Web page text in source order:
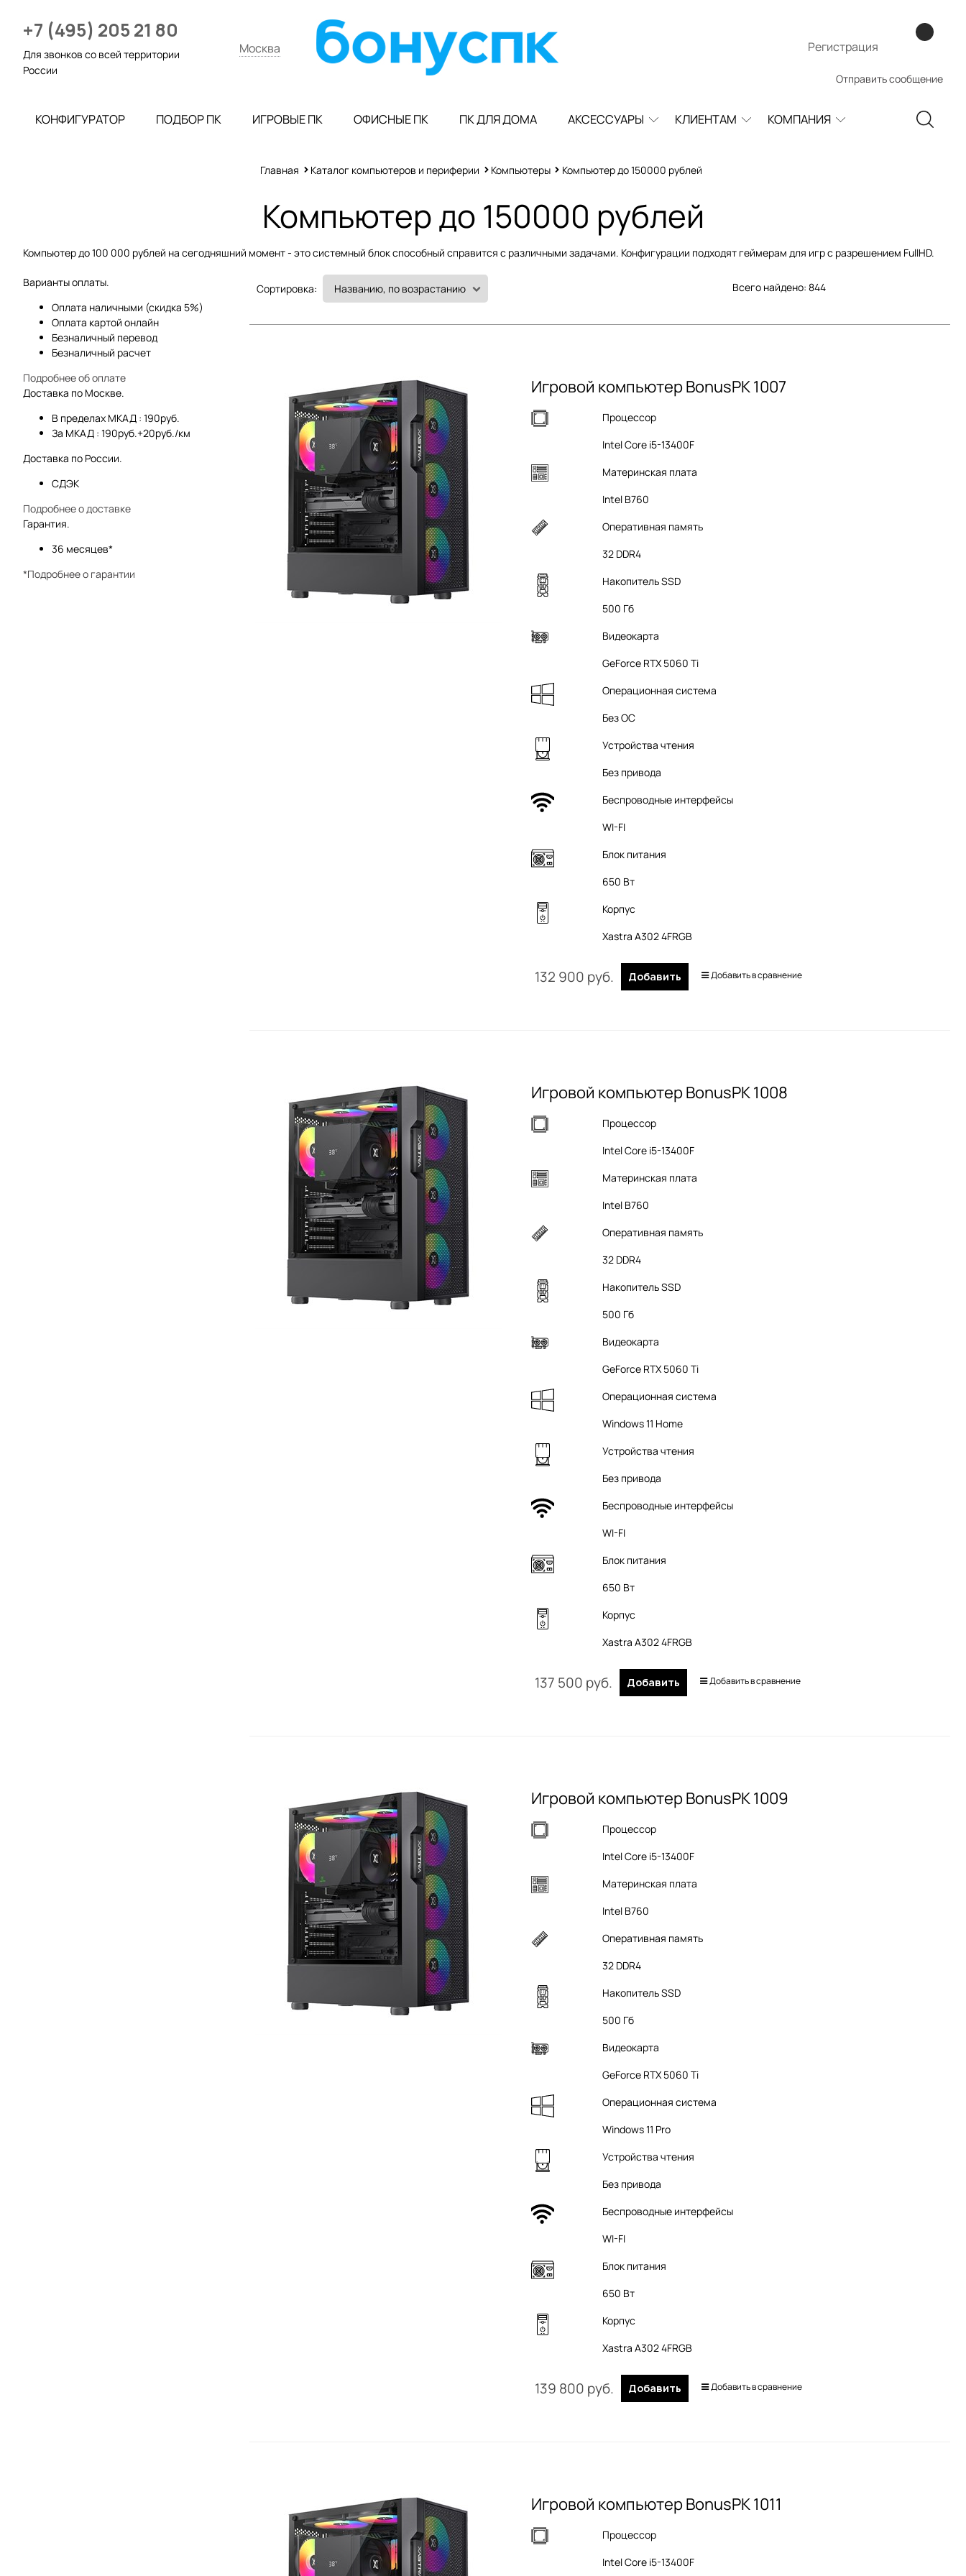
+7 (495) 205 21 80
Для звонков со всей территории
России
Москва Регистрация
Отправить сообщение
КОНФИГУРАТОР ПОДБОР ПК ИГРОВЫЕ ПК ОФИСНЫЕ ПК ПК ДЛЯ ДОМА АКСЕССУАРЫ КЛИЕНТАМ КОМПАНИЯ
Главная Каталог компьютеров и периферии Компьютеры Компьютер до 150000 рублей
Компьютер до 150000 рублей
Компьютер до 100 000 рублей на сегодняшний момент - это системный блок способный справится с различными задачами. Конфигурации подходят геймерам для игр с разрешением FullHD.
Варианты оплаты.
Оплата наличными (скидка 5%)
Оплата картой онлайн
Безналичный перевод
Безналичный расчет
Подробнее об оплате
Доставка по Москве.
В пределах МКАД : 190руб.
За МКАД : 190руб.+20руб./км
Доставка по России.
СДЭК
Подробнее о доставке
Гарантия.
36 месяцев*
*Подробнее о гарантии
Сортировка: Всего найдено: 844
Игровой компьютер BonusPK 1007
Процессор
Intel Core i5-13400F
Материнская плата
Intel B760
Оперативная память
32 DDR4
Накопитель SSD
500 Гб
Видеокарта
GeForce RTX 5060 Ti
Операционная система
Без ОС
Устройства чтения
Без привода
Беспроводные интерфейсы
WI-FI
Блок питания
650 Вт
Корпус
Xastra A302 4FRGB
132 900 руб. Добавить Добавить в сравнение
Игровой компьютер BonusPK 1008
Процессор
Intel Core i5-13400F
Материнская плата
Intel B760
Оперативная память
32 DDR4
Накопитель SSD
500 Гб
Видеокарта
GeForce RTX 5060 Ti
Операционная система
Windows 11 Home
Устройства чтения
Без привода
Беспроводные интерфейсы
WI-FI
Блок питания
650 Вт
Корпус
Xastra A302 4FRGB
137 500 руб. Добавить Добавить в сравнение
Игровой компьютер BonusPK 1009
Процессор
Intel Core i5-13400F
Материнская плата
Intel B760
Оперативная память
32 DDR4
Накопитель SSD
500 Гб
Видеокарта
GeForce RTX 5060 Ti
Операционная система
Windows 11 Pro
Устройства чтения
Без привода
Беспроводные интерфейсы
WI-FI
Блок питания
650 Вт
Корпус
Xastra A302 4FRGB
139 800 руб. Добавить Добавить в сравнение
Игровой компьютер BonusPK 1011
Процессор
Intel Core i5-13400F